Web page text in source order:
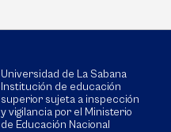
Universidad de La Sabana
Institución de educación
superior sujeta a inspección
y vigilancia por el Ministerio
de Educación Nacional